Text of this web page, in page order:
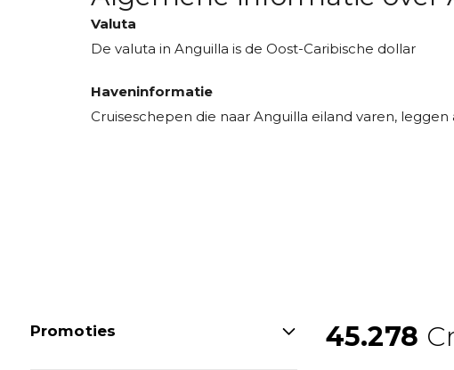
Valuta
De valuta in Anguilla is de Oost-Caribische dollar
Haveninformatie
Cruiseschepen die naar Anguilla eiland varen,